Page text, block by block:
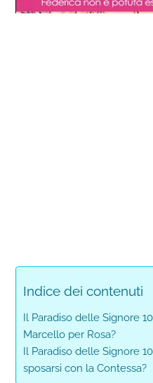
Unmute
Loaded:
0%
Progress:
0%
Indice dei contenuti
Il Paradiso delle Signore
Marcello per Rosa?
Il Paradiso delle Signore
sposarsi con la Contessa?